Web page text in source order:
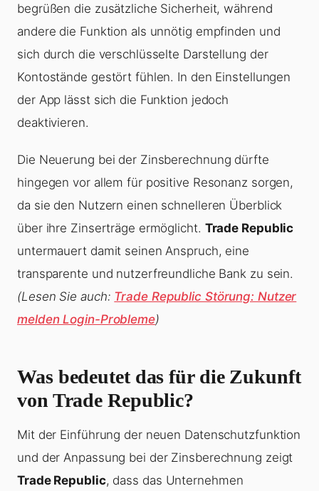
begrüßen die zusätzliche Sicherheit, während
andere die Funktion als unnötig empfinden und
sich durch die verschlüsselte Darstellung der
Kontostände gestört fühlen. In den Einstellungen
der App lässt sich die Funktion jedoch
deaktivieren.
Die Neuerung bei der Zinsberechnung dürfte
hingegen vor allem für positive Resonanz sorgen,
da sie den Nutzern einen schnelleren Überblick
über ihre Zinserträge ermöglicht. Trade Republic
untermauert damit seinen Anspruch, eine
transparente und nutzerfreundliche Bank zu sein.
(Lesen Sie auch: Trade Republic Störung: Nutzer
melden Login-Probleme)
Was bedeutet das für die Zukunft
von Trade Republic?
Mit der Einführung der neuen Datenschutzfunktion
und der Anpassung bei der Zinsberechnung zeigt
Trade Republic, dass das Unternehmen